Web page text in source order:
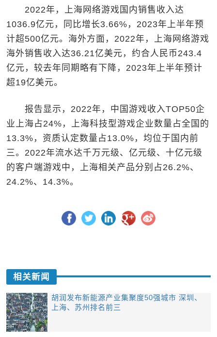
2022年，上海网络游戏国内销售收入达
1036.9亿元，同比增长3.66%，2023年上半年预
计超500亿元。海外方面，2022年，上海网络游戏
海外销售收入达36.21亿美元，约合人民币243.4
亿元，较去年同期略有下降，2023年上半年预计
超19亿美元。
报告显示，2022年，中国游戏收入TOP50企
业上海占24%，上海科技型游戏企业数量占全国的
13.3%，资质认定数量占13.0%，均位于国内前
三。2022年流水达千万元级、亿元级、十亿元级
的客户端游戏中，上海相关产品分别占26.2%、
24.2%、14.3%。
相关新闻
胡润发布新能源产业集聚度50强城市 深圳、
上海、苏州排名前三